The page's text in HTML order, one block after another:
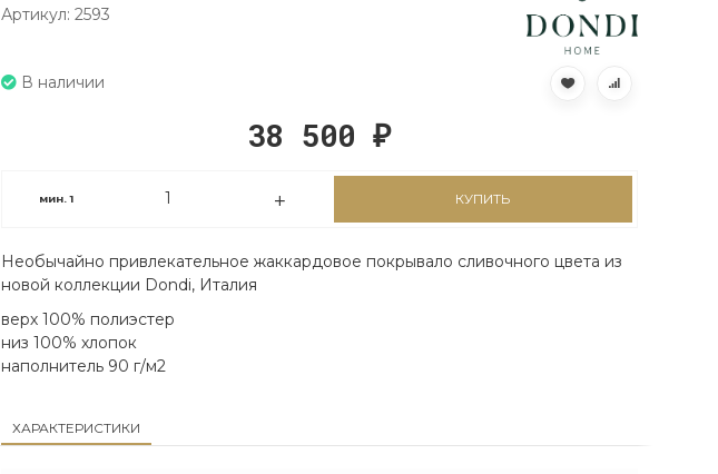
Артикул: 2593
В наличии
38 500₽
мин.1 КУПИТЬ
Необычайно привлекательное жаккардовое покрывало сливочного цвета из
новой коллекции Dondi, Италия
верх 100% полиэстер
низ 100% хлопок
наполнитель 90 г/м2
ХАРАКТЕРИСТИКИ